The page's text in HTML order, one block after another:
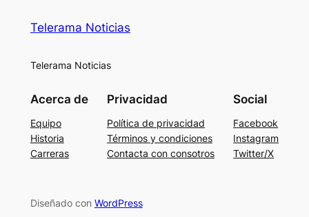
Telerama Noticias
Telerama Noticias
Acerca de
Equipo
Historia
Carreras
Privacidad
Política de privacidad
Términos y condiciones
Contacta con consotros
Social
Facebook
Instagram
Twitter/X
Diseñado con WordPress